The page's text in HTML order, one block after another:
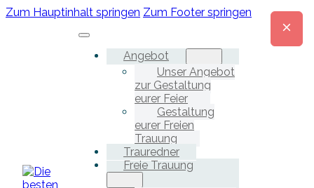
Zum Hauptinhalt springen Zum Footer springen
Angebot
Unser Angebot
zur Gestaltung
eurer Feier
Gestaltung
eurer Freien
Trauung
Trauredner
Freie Trauung